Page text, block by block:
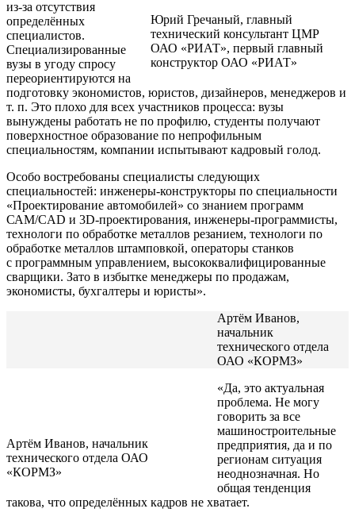
Юрий Гречаный, главный
технический консультант ЦМР
ОАО «РИАТ», первый главный
конструктор ОАО «РИАТ»
из-за отсутствия
определённых
специалистов.
Специализированные
вузы в угоду спросу
переориентируются на
подготовку экономистов, юристов, дизайнеров, менеджеров и
т. п. Это плохо для всех участников процесса: вузы
вынуждены работать не по профилю, студенты получают
поверхностное образование по непрофильным
специальностям, компании испытывают кадровый голод.
Особо востребованы специалисты следующих
специальностей: инженеры-конструкторы по специальности
«Проектирование автомобилей» со знанием программ
САМ/CAD и 3D-проектирования, инженеры-программисты,
технологи по обработке металлов резанием, технологи по
обработке металлов штамповкой, операторы станков
с программным управлением, высококвалифицированные
сварщики. Зато в избытке менеджеры по продажам,
экономисты, бухгалтеры и юристы».
Артём Иванов, начальник
технического отдела ОАО
«КОРМЗ»
Артём Иванов,
начальник
технического отдела
ОАО «КОРМЗ»
«Да, это актуальная
проблема. Не могу
говорить за все
машиностроительные
предприятия, да и по
регионам ситуация
неоднозначная. Но
общая тенденция
такова, что определённых кадров не хватает.